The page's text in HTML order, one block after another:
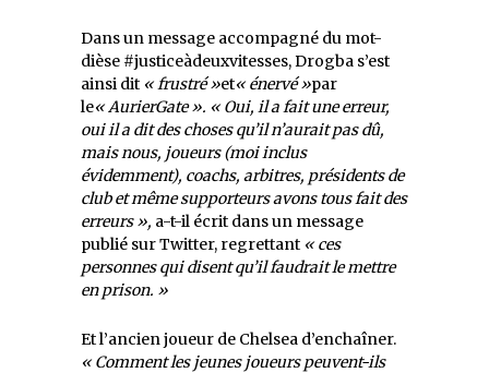
Dans un message accompagné du mot-
dièse #justiceàdeuxvitesses, Drogba s’est
ainsi dit «frustré »et« énervé »par
le« AurierGate ». « Oui, il a fait une erreur,
oui il a dit des choses qu’il n’aurait pas dû,
mais nous, joueurs (moi inclus
évidemment), coachs, arbitres, présidents de
club et même supporteurs avons tous fait des
erreurs », a-t-il écrit dans un message
publié sur Twitter, regrettant « ces
personnes qui disent qu’il faudrait le mettre
en prison. »
Et l’ancien joueur de Chelsea d’enchaîner.
«Comment les jeunes joueurs peuvent-ils